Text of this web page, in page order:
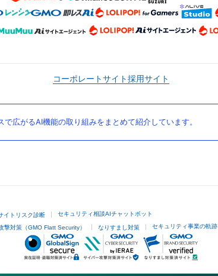
コーポレートサイト採用サイト
広がるAI機能の取り組みをまとめて紹介しています。
イトリスク診断 セキュリティ相談AIチャットボット
撃対策（GMO Flatt Security） なりすまし対策 セキュリティ事業の軌跡